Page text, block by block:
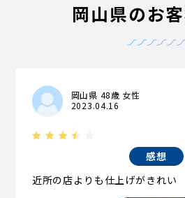
岡山県のお
岡山県 48歳 女性
2023.04.16
感想
近所の店よりも仕上げがきれい